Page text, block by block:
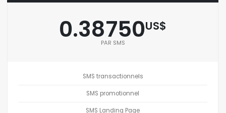
0.38750US$
PAR SMS
SMS transactionnels
SMS promotionnel
SMS Landing Page